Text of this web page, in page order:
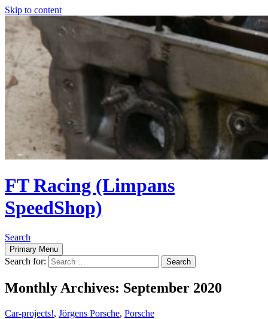
Skip to content
FT Racing (Limpans
SpeedShop)
Search
Primary Menu
Search for:
Monthly Archives: September 2020
Car-projects!, Jörgens Porsche, Porsche